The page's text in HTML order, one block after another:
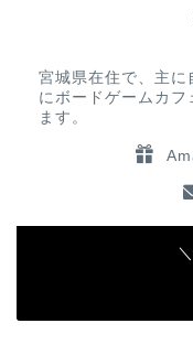
宮城県在住で、主に
にボードゲームカ
ます。